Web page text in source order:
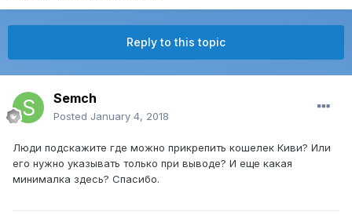
Reply to this topic
Semch
Posted January 4, 2018
Люди подскажите где можно прикрепить кошелек Киви? Или
его нужно указывать только при выводе? И еще какая
минималка здесь? Спасибо.